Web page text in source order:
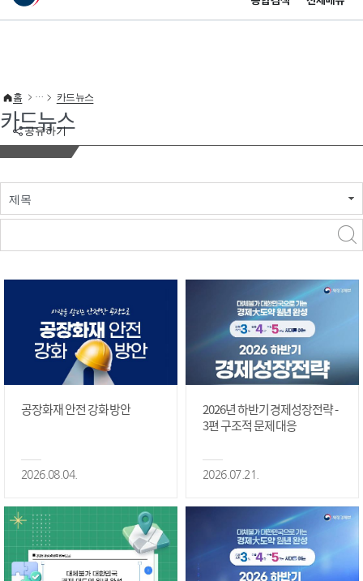
이 누리집은 대한민국 공식 전자정부 누리집입니다.
공유하기
홈 카드뉴스
카드뉴스
제목
공장화재 안전 강화 방안
2026.08.04.
2026년 하반기 경제성장전략 -
3편 구조적 문제 대응
2026.07.21.